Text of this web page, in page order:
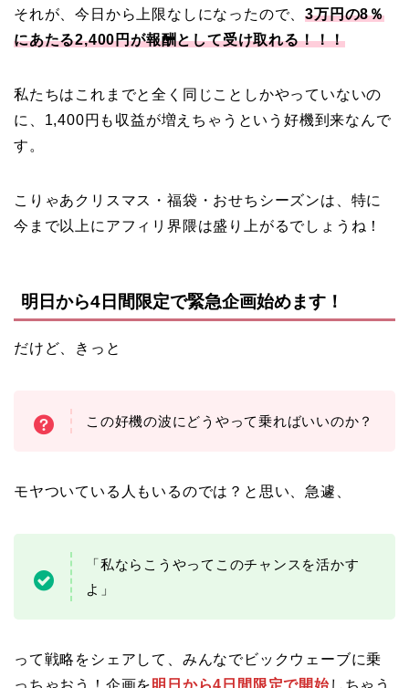
それが、今日から上限なしになったので、3万円の8％
にあたる2,400円が報酬として受け取れる！！！
私たちはこれまでと全く同じことしかやっていないの
に、1,400円も収益が増えちゃうという好機到来なんで
す。
こりゃあクリスマス・福袋・おせちシーズンは、特に
今まで以上にアフィリ界隈は盛り上がるでしょうね！
明日から4日間限定で緊急企画始めます！
だけど、きっと
この好機の波にどうやって乗ればいいのか？
モヤついている人もいるのでは？と思い、急遽、
「私ならこうやってこのチャンスを活かす
よ」
って戦略をシェアして、みんなでビックウェーブに乗
っちゃおう！企画を明日から4日間限定で開始しちゃう